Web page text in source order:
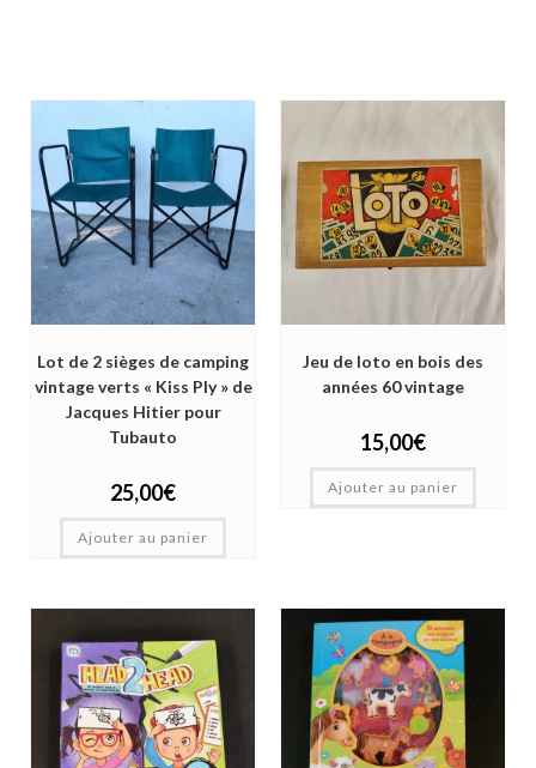
Lot de 2 sièges de camping
vintage verts « Kiss Ply » de
Jacques Hitier pour
Tubauto
25,00€
Ajouter au panier
Jeu de loto en bois des
années 60 vintage
15,00€
Ajouter au panier